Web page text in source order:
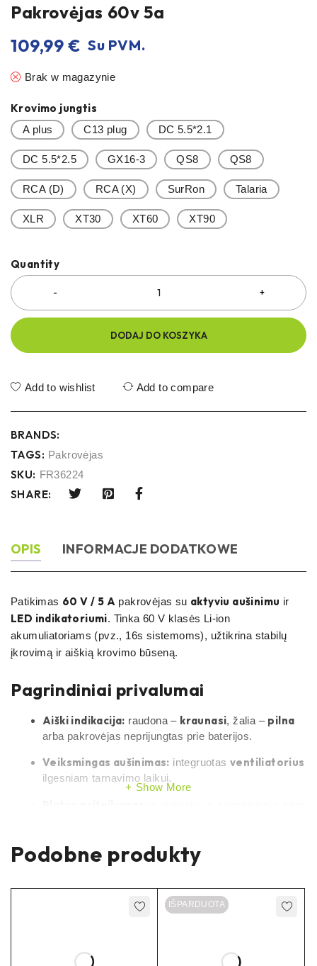
Pakrovėjas 60v 5a
109,99€ Su PVM.
Brak w magazynie
Krovimo jungtis
A plus C13 plug DC 5.5*2.1
DC 5.5*2.5 GX16-3 QS8 QS8
RCA (D) RCA (X) SurRon Talaria
XLR XT30 XT60 XT90
Quantity
DODAJ DO KOSZYKA
Add to wishlist Add to compare
BRANDS:
TAGS: Pakrovėjas
SKU: FR36224
SHARE:
OPIS INFORMACJE DODATKOWE
Patikimas 60 V / 5 A pakrovėjas su aktyviu aušinimu ir
LED indikatoriumi. Tinka 60 V klasės Li-ion
akumuliatoriams (pvz., 16s sistemoms), užtikrina stabilų
įkrovimą ir aiškią krovimo būseną.
Pagrindiniai privalumai
Aiški indikacija: raudona – kraunasi, žalia – pilna
arba pakrovėjas neprijungtas prie baterijos.
Veiksmingas aušinimas: integruotasventiliatorius
ilgesniam tarnavimo laikui.
Patogus užsakymas:krovimo
nurodykite komentaruose.
Show More
Podobne produkty
IŠPARDUOTA